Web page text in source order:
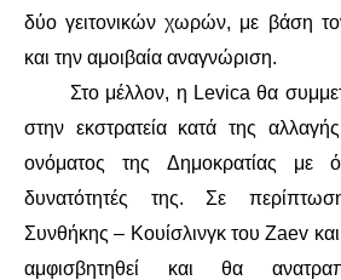
ΑΝΑΛΎΣΕΙΣ
ΚΙΝΉΜΑΤΑ
ΕΙΔΉΣΕΙΣ
δύο γειτονικών χωρών, με βάση
και την αμοιβαία αναγνώριση.
Στο μέλλον, η Levica θα
στην εκστρατεία κατά της
ονόματος της Δημοκρατίας με
δυνατότητές της. Σε
Συνθήκης – Κουίσλινγκ του Zaev
αμφισβητηθεί και θα